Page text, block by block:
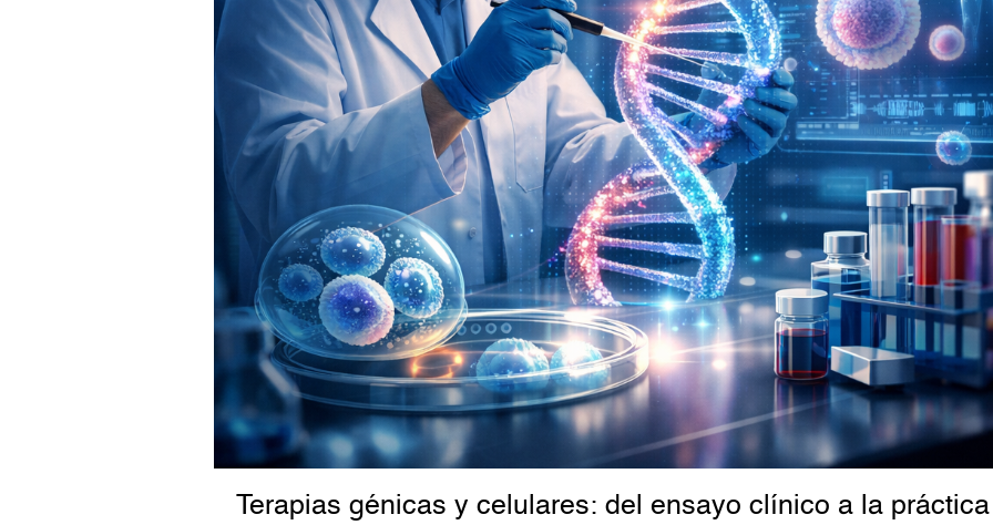
Terapias génicas y celulares: del ensayo clínico a la práctica